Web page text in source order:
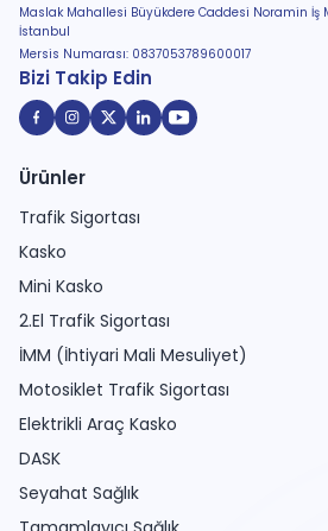
Maslak Mahallesi Büyükdere Caddesi Noramin İş
İstanbul
Mersis Numarası: 0837053789600017
Bizi Takip Edin
Ürünler
Trafik Sigortası
Kasko
Mini Kasko
2.El Trafik Sigortası
İMM (İhtiyari Mali Mesuliyet)
Motosiklet Trafik Sigortası
Elektrikli Araç Kasko
DASK
Seyahat Sağlık